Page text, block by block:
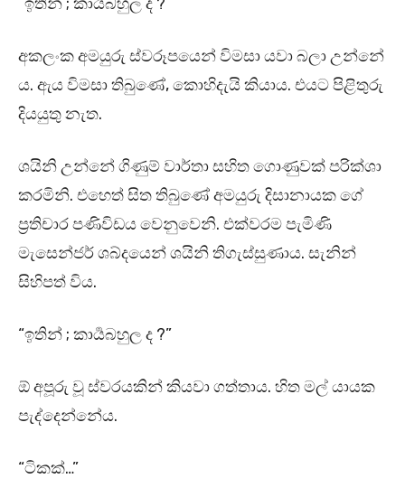
අකලංක අමයුරු ස්වරූපයෙන් විමසා යවා බලා උන්නේ
ය. ඇය විමසා තිබුණේ, කොහිදැයි කියාය. එයට පිළිතුරු
දියයුතු නැත.
ශයිනි උන්නේ ගිණුම් වාර්තා සහිත ගොණුවක් පරික්ශා
කරමිනි. එහෙත් සිත තිබුණේ අමයුරු දිසානායක ගේ
ප්‍රතිචාර පණිවිඩය වෙනුවෙනි. එක්වරම පැමිණි
මැසෙන්ජර් ශබ්දයෙන් ශයිනි තිගැස්සුණාය. සැනින්
සිහිපත් විය.
“ඉතින් ; කාර්‍යබහුල ද ?”
ඕ අපූරු වූ ස්වරයකින් කියවා ගත්තාය. හිත මල් යායක
පැද්දෙන්නේය.
“ටිකක්…”